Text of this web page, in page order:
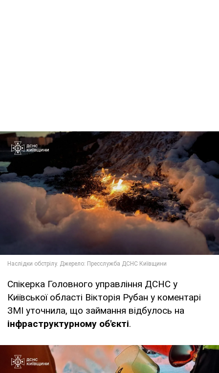
Спікерка Головного управління ДСНС у
Київської області Вікторія Рубан у коментарі
ЗМІ уточнила, що займання відбулось на
інфраструктурному об'єкті.